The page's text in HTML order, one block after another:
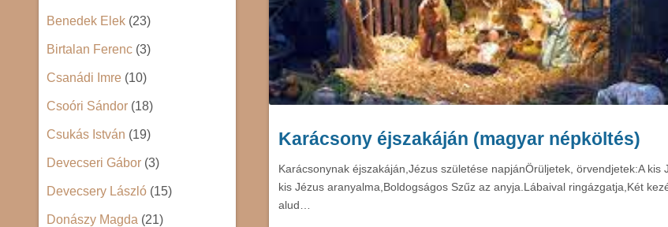
Karácsony éjszakáján (magyar népköltés)
Karácsonynak éjszakáján,Jézus születése napjánÖrüljetek, örvendjetek:A kis
kis Jézus aranyalma,Boldogságos Szűz az anyja.Lábaival ringázgatja,Két
alud…
Benedek Elek (23)
Birtalan Ferenc (3)
Csanádi Imre (10)
Csoóri Sándor (18)
Csukás István (19)
Devecseri Gábor (3)
Devecsery László (15)
Donászy Magda (21)